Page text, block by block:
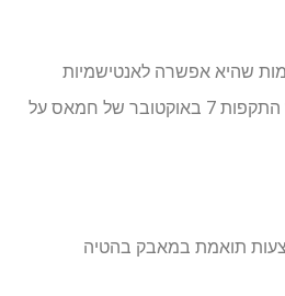
שהיא אפשרה לאנטישמיות
להתעלם בקמפוס. אילסטרום עטף את הרווארד ואוניברסיטאות אחרות של ליגת הקיסוס מאז התקפות 7 באוקטובר של חמאס על
תואמת במאבק בהטיה